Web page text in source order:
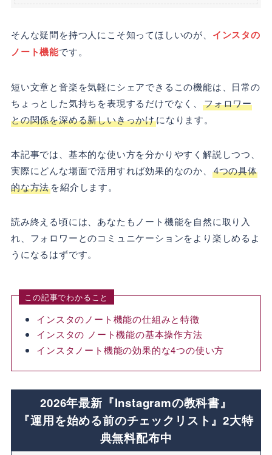
そんな疑問を持つ人にこそ知ってほしいのが、 インスタの
ノート機能です。
短い文章と音楽を気軽にシェアできるこの機能は、日常の
ちょっとした気持ちを表現するだけでなく、フォロワー
との関係を深める新しいきっかけになります。
本記事では、基本的な使い方を分かりやすく解説しつつ、
実際にどんな場面で活用すれば効果的なのか、 4つの具体
的な方法を紹介します。
読み終える頃には、あなたもノート機能を自然に取り入
れ、フォロワーとのコミュニケーションをより楽しめるよ
うになるはずです。
この記事でわかること
インスタのノート機能の仕組みと特徴
インスタの ノート機能の基本操作方法
インスタノート機能の効果的な4つの使い方
2026年最新『Instagramの教科書』
『運用を始める前のチェックリスト』2大特
典無料配布中